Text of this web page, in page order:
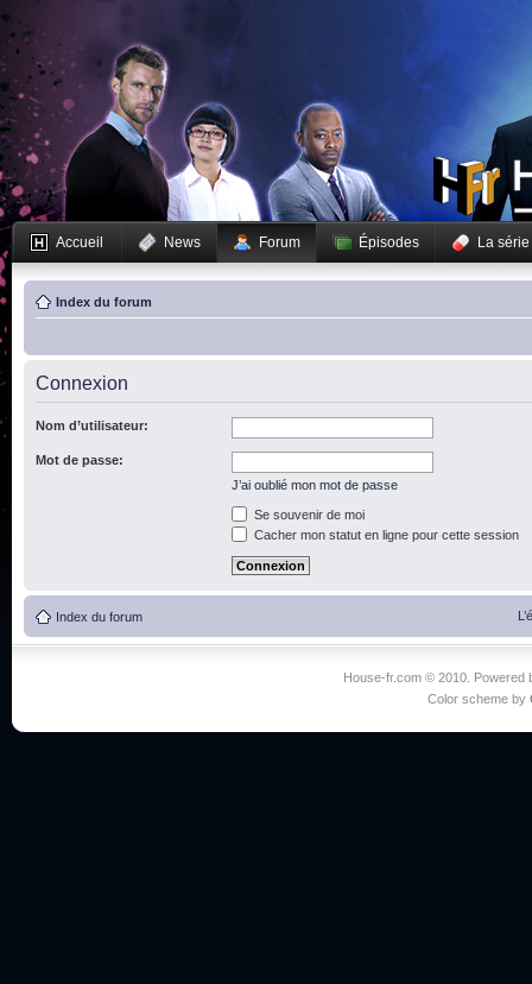
Accueil News Forum Épisodes La série
Index du forum
Connexion
Nom d’utilisateur:
Mot de passe:
J’ai oublié mon mot de passe
Se souvenir de moi
Cacher mon statut en ligne pour cette session
Index du forum
House-fr.com © 2010. Powered
Color scheme by